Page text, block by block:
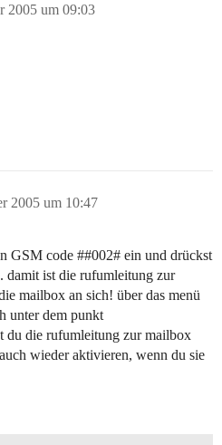
2005 um 09:03
2005 um 10:47
GSM code ##002# ein und drückst
damit ist die rufumleitung zur
mailbox an sich! über das menü
unter dem punkt
die rufumleitung zur mailbox
wieder aktivieren, wenn du sie